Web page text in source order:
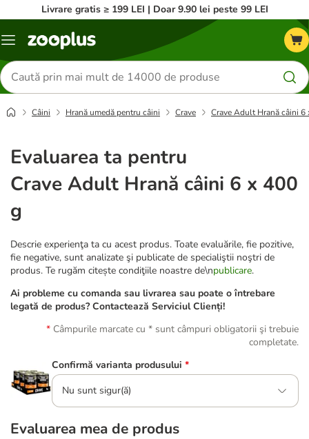
Livrare gratis ≥ 199 LEI | Doar 9.90 lei peste 99 LEI
Categorii
Căutare
produse
Câini Hrană umedă pentru câini Crave Crave Adult Hrană câini 6
Evaluarea ta pentru
Crave Adult Hrană câini 6 x 400
g
Descrie experienţa ta cu acest produs. Toate evaluările, fie pozitive,
fie negative, sunt analizate şi publicate de specialiştii noştri de
produs. Te rugăm citește condiţiile noastre de\npublicare.
Ai probleme cu comanda sau livrarea sau poate o întrebare
legată de produs? Contactează Serviciul Clienți!
Câmpurile marcate cu * sunt câmpuri obligatorii şi trebuie
completate.
Confirmă varianta produsului *
Nu sunt sigur(ă)
Evaluarea mea de produs